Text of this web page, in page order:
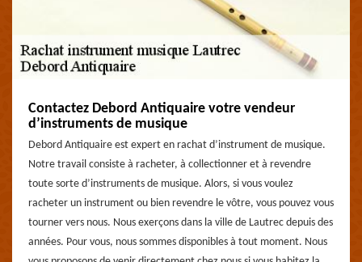
Contactez Debord Antiquaire votre vendeur
d’instruments de musique
Debord Antiquaire est expert en rachat d’instrument de musique.
Notre travail consiste à racheter, à collectionner et à revendre
toute sorte d’instruments de musique. Alors, si vous voulez
racheter un instrument ou bien revendre le vôtre, vous pouvez vous
tourner vers nous. Nous exerçons dans la ville de Lautrec depuis des
années. Pour vous, nous sommes disponibles à tout moment. Nous